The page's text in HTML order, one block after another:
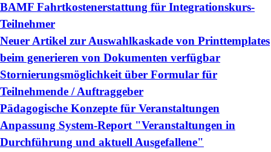
BAMF Fahrtkostenerstattung für Integrationskurs-
Teilnehmer
Neuer Artikel zur Auswahlkaskade von Printtemplates
beim generieren von Dokumenten verfügbar
Stornierungsmöglichkeit über Formular für
Teilnehmende / Auftraggeber
Pädagogische Konzepte für Veranstaltungen
Anpassung System-Report "Veranstaltungen in
Durchführung und aktuell Ausgefallene"